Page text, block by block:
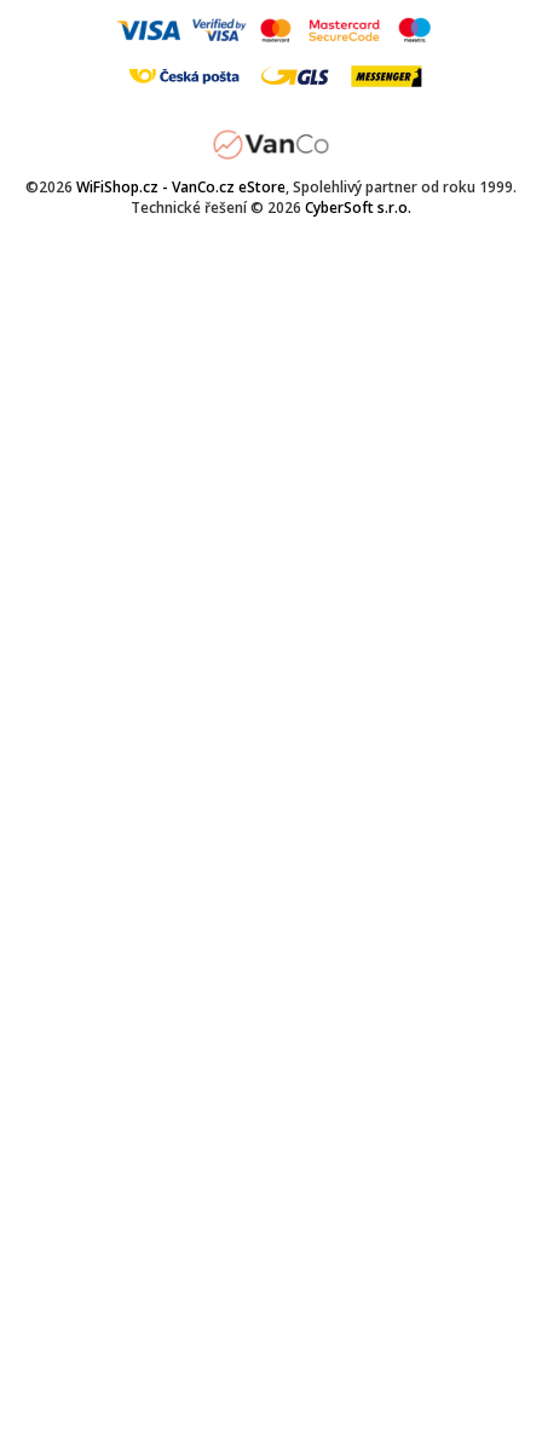
©2026 WiFiShop.cz - VanCo.cz eStore, Spolehlivý partner od roku 1999.
Technické řešení © 2026 CyberSoft s.r.o.